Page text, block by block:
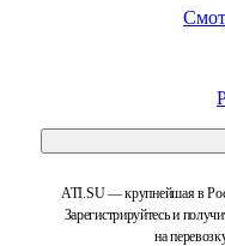
ATI.SU — крупнейшая в
Зарегистрируйтесь и
на